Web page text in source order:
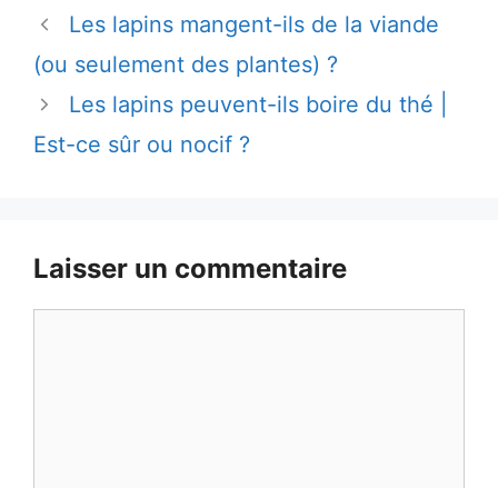
Les lapins mangent-ils de la viande
(ou seulement des plantes) ?
Les lapins peuvent-ils boire du thé |
Est-ce sûr ou nocif ?
Laisser un commentaire